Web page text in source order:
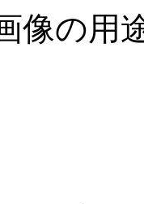
像の用